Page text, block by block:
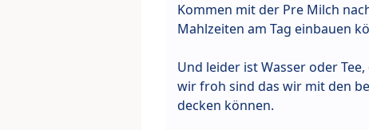
Kommen mit der Pre Milch
Mahlzeiten am Tag einbauen
Und leider ist Wasser oder
wir froh sind das wir mit den
decken können.